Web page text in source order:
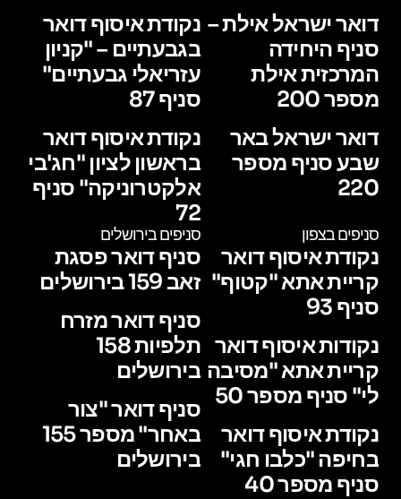
דואר ישראל אילת –
סניף היחידה
המרכזית אילת
מספר 200
דואר ישראל באר
שבע סניף מספר
220
נקודת איסוף דואר
בגבעתיים – "קניון
עזריאלי גבעתיים"
סניף 87
נקודת איסוף דואר
בראשון לציון "חג'בי
אלקטרוניקה" סניף
72
סניפים בצפון
נקודת איסוף דואר
קריית אתא "קטוף"
סניף 93
נקודות איסוף דואר
קריית אתא "מסיבה
לי" סניף מספר 50
נקודת איסוף דואר
בחיפה "כלבו חגי"
סניף מספר 40
סניפים בירושלים
סניף דואר פסגת
זאב 159 בירושלים
סניף דואר מזרח
תלפיות 158
בירושלים
סניף דואר "צור
באחר" מספר 155
בירושלים